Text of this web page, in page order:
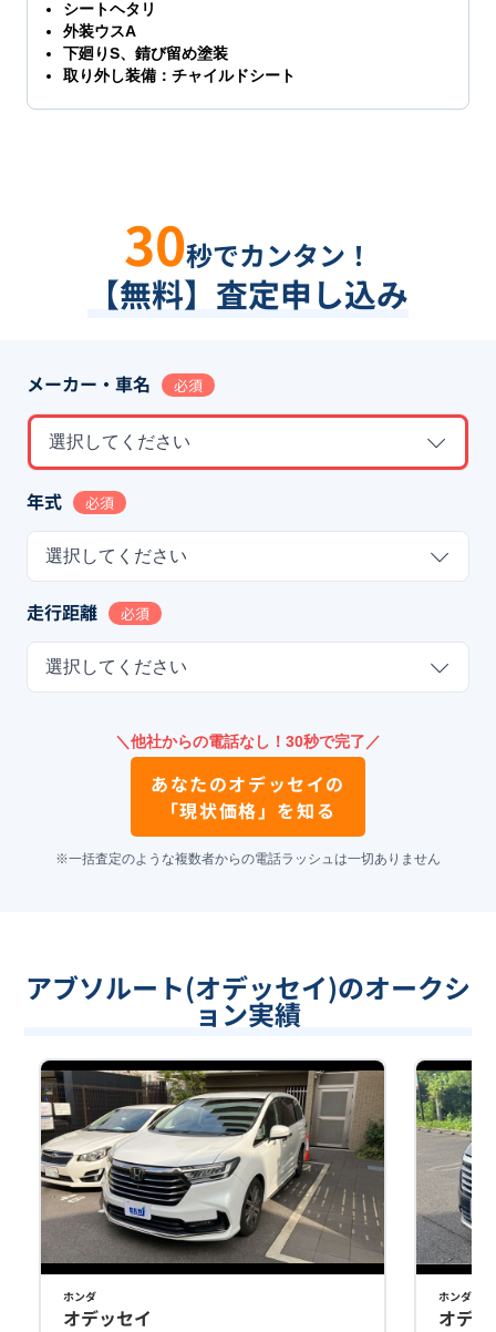
シートヘタリ
外装ウスA
下廻りS、錆び留め塗装
取り外し装備：チャイルドシート
30秒でカンタン！
【無料】査定申し込み
メーカー・車名 必須
選択してください
年式 必須
選択してください
走行距離 必須
選択してください
＼他社からの電話なし！30秒で完了／
あなたのオデッセイの
「現状価格」を知る
※一括査定のような複数者からの電話ラッシュは一切ありません
アブソルート(オデッセイ)のオークシ
ョン実績
ホンダ
オデッセイ
ホンダ
オデ